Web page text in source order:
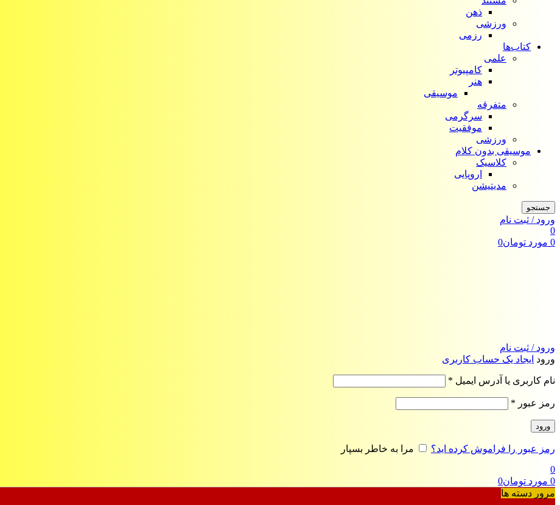
ذهن
ورزشی
رزمی
کتاب‌ها
علمی
کامپیوتر
هنر
موسیقی
متفرقه
سرگرمی
موفقیت
ورزشی
موسیقی بدون کلام
کلاسیک
اروپایی
مدیتیشن
جستجو
ورود / ثبت نام
0
0 مورد تومان0
ورود / ثبت نام
ورود ایجاد یک حساب کاربری
نام کاربری یا آدرس ایمیل *
رمز عبور *
ورود
رمز عبور را فراموش کرده اید؟
مرا به خاطر بسپار
0
0 مورد تومان0
مرور دسته ها